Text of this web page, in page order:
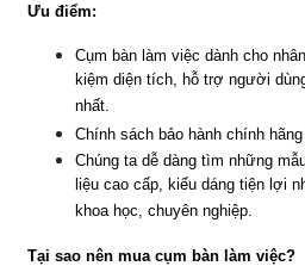
Ưu điểm:
Cụm bàn làm việc dành cho
kiệm diện tích, hỗ trợ người
nhất.
Chính sách bảo hành chính
Chúng ta dễ dàng tìm những
liệu cao cấp, kiểu dáng tiện lợi
khoa học, chuyên nghiệp.
Tại sao nên mua cụm bàn làm việc?